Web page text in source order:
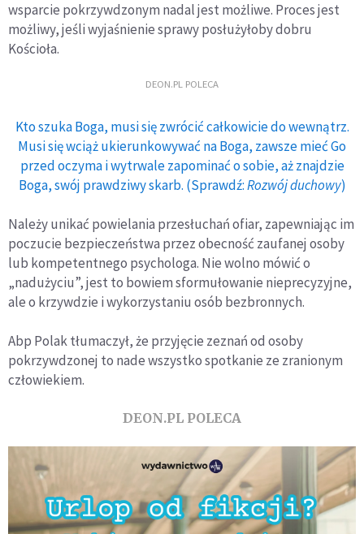
wsparcie pokrzywdzonym nadal jest możliwe. Proces jest
możliwy, jeśli wyjaśnienie sprawy posłużyłoby dobru
Kościoła.
DEON.PL POLECA
Kto szuka Boga, musi się zwrócić całkowicie do wewnątrz.
Musi się wciąż ukierunkowywać na Boga, zawsze mieć Go
przed oczyma i wytrwale zapominać o sobie, aż znajdzie
Boga, swój prawdziwy skarb. (Sprawdź:Rozwój duchowy)
Należy unikać powielania przesłuchań ofiar, zapewniając im
poczucie bezpieczeństwa przez obecność zaufanej osoby
lub kompetentnego psychologa. Nie wolno mówić o
„nadużyciu”, jest to bowiem sformułowanie nieprecyzyjne,
ale o krzywdzie i wykorzystaniu osób bezbronnych.
Abp Polak tłumaczył, że przyjęcie zeznań od osoby
pokrzywdzonej to nade wszystko spotkanie ze zranionym
człowiekiem.
DEON.PL POLECA